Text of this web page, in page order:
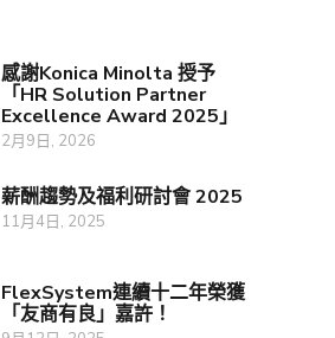
感謝Konica Minolta 授予
「HR Solution Partner
Excellence Award 2025」
2月9日, 2026
薪酬趨勢及福利研討會 2025
11月4日, 2025
FlexSystem連續十二年榮獲
「友商有良」嘉許！